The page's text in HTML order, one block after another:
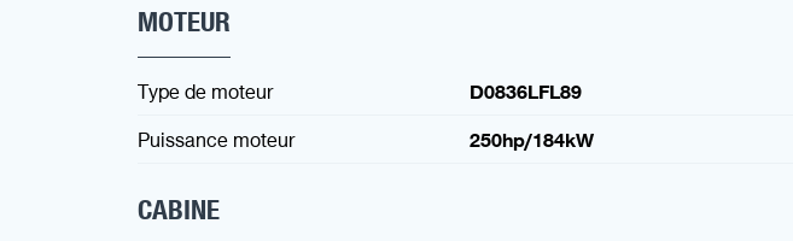
MOTEUR
Type de moteur
D0836LFL89
Puissance moteur
250hp/184kW
CABINE